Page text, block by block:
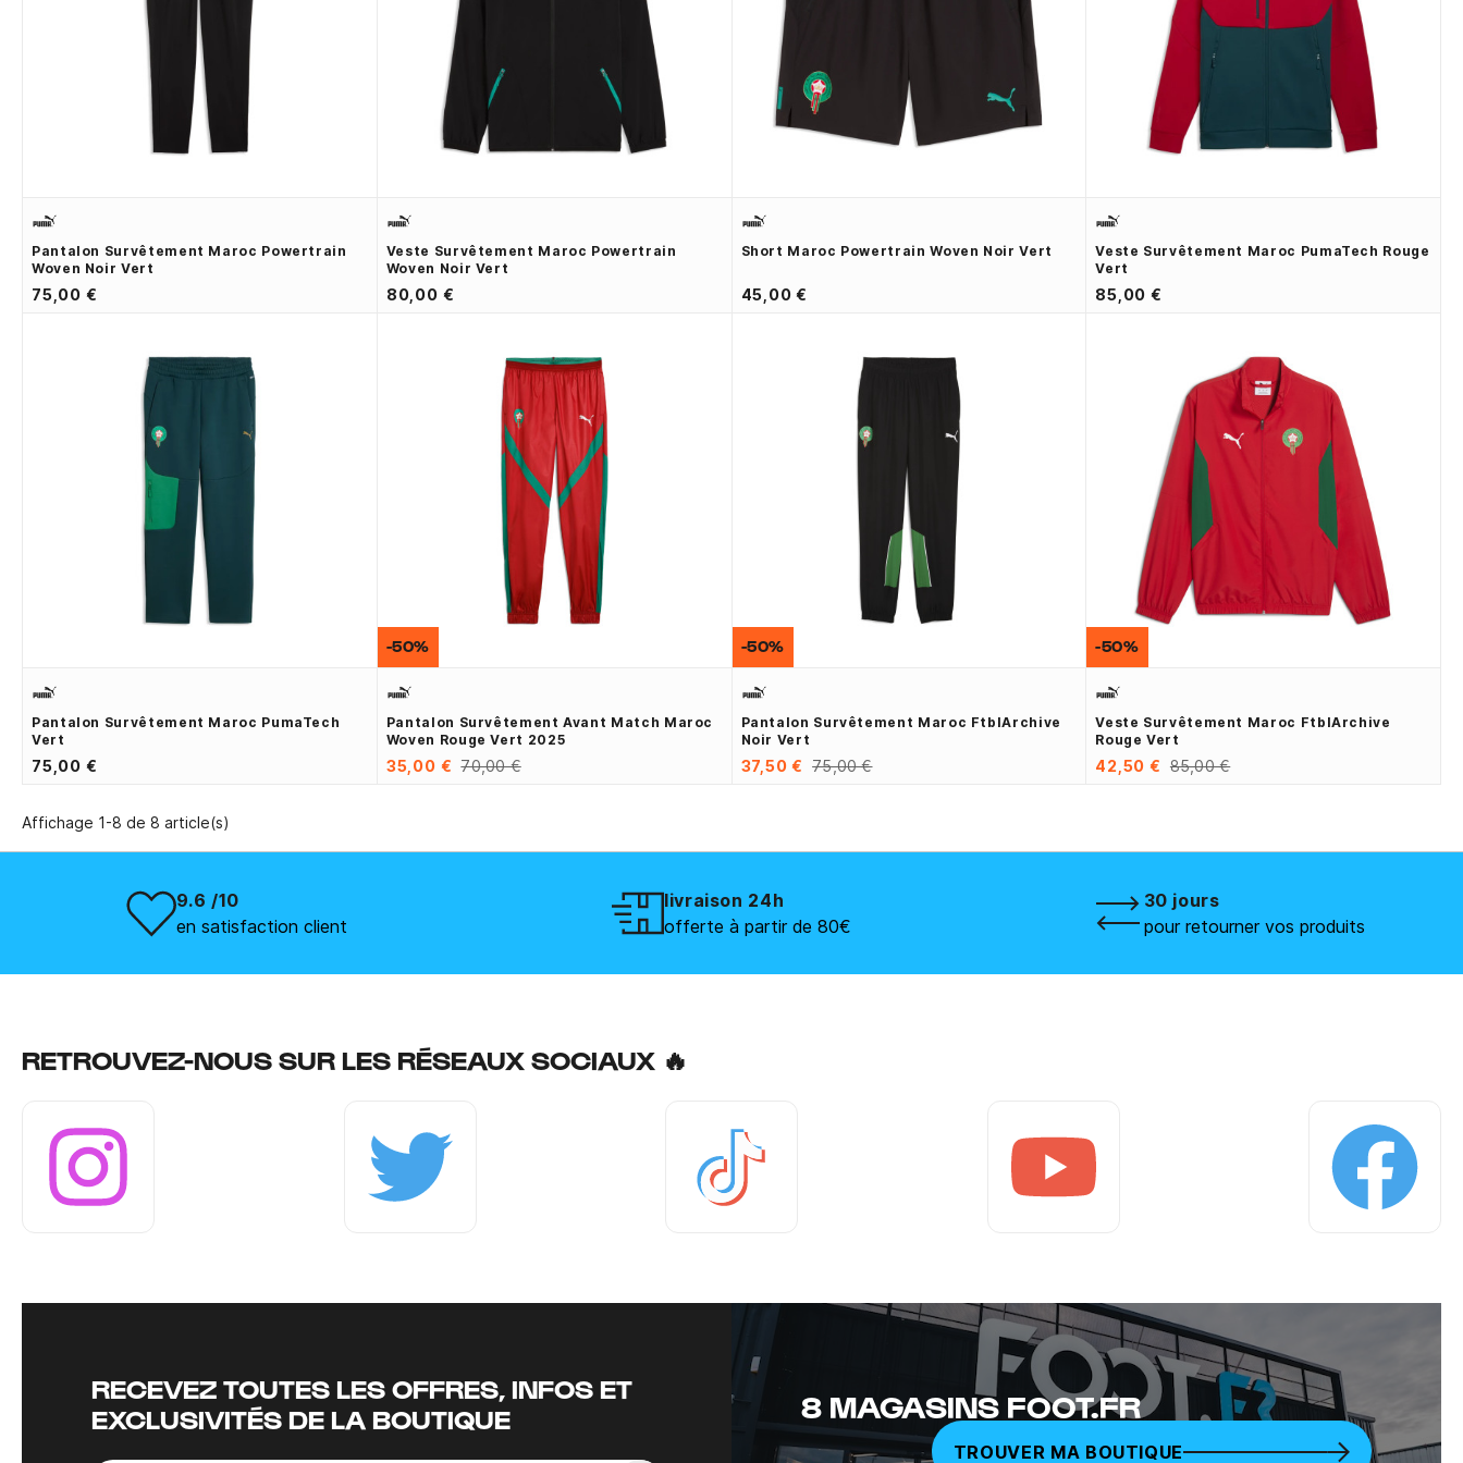
Pantalon Survêtement Maroc Powertrain
Woven Noir Vert
75,00 €
Veste Survêtement Maroc Powertrain
Woven Noir Vert
80,00 €
Short Maroc Powertrain Woven Noir Vert
45,00 €
Veste Survêtement Maroc PumaTech Rouge
Vert
85,00 €
Pantalon Survêtement Maroc PumaTech
Vert
75,00 €
Pantalon Survêtement Avant Match Maroc
Woven Rouge Vert 2025
35,00 € 70,00 €
-50%
Pantalon Survêtement Maroc FtblArchive
Noir Vert
37,50 € 75,00 €
-50%
Veste Survêtement Maroc FtblArchive
Rouge Vert
42,50 € 85,00 €
-50%
Affichage 1-8 de 8 article(s)
9.6 /10
en satisfaction client
livraison 24h
offerte à partir de 80€
30 jours
pour retourner vos produits
RETROUVEZ-NOUS SUR LES RÉSEAUX SOCIAUX 🔥
RECEVEZ TOUTES LES OFFRES, INFOS ET
EXCLUSIVITÉS DE LA BOUTIQUE
8 MAGASINS FOOT.FR
TROUVER MA BOUTIQUE